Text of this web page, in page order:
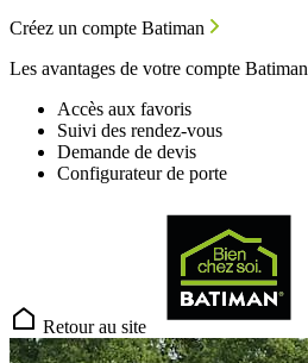
Créez un compte Batiman
Les avantages de votre compte Batiman
Accès aux favoris
Suivi des rendez-vous
Demande de devis
Configurateur de porte
Retour au site